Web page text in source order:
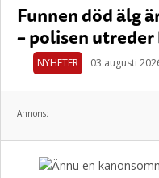
Funnen död älg
– polisen
NYHETER 03 augusti
Annons: